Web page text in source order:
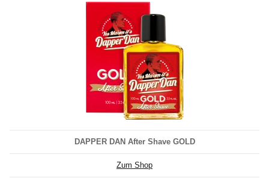
DAPPER DAN After Shave GOLD
Zum Shop